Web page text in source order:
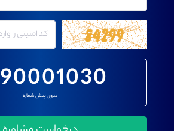
90001030
بدون پیش شماره